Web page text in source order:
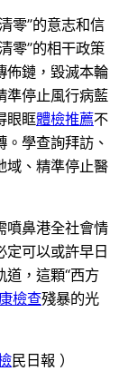
零”的意志和信
零”的相干政策
佈鏈，毀滅本輪
準停止風行病藍
眼眶體檢推薦不
學查詢拜訪、
域、精準停止醫
噴鼻港全社會情
定可以或許早日
道，這顆“西方
檢查殘暴的光
民日報 ）